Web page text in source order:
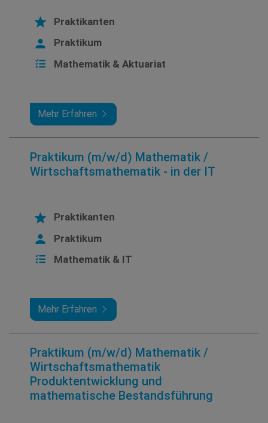
Praktikanten
Praktikum
Mathematik & Aktuariat
Mehr Erfahren
Praktikum (m/w/d) Mathematik /
Wirtschaftsmathematik - in der IT
Praktikanten
Praktikum
Mathematik & IT
Mehr Erfahren
Praktikum (m/w/d) Mathematik /
Wirtschaftsmathematik
Produktentwicklung und
mathematische Bestandsführung